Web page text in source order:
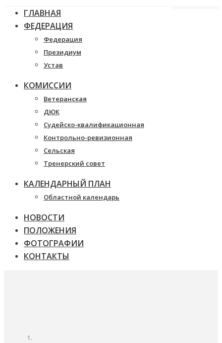
ГЛАВНАЯ
ФЕДЕРАЦИЯ
Федерация
Президиум
Устав
КОМИССИИ
Ветеранская
ДЮК
Судейско-квалификационная
Контрольно-ревизионная
Сельская
Тренерский совет
КАЛЕНДАРНЫЙ ПЛАН
Областной календарь
НОВОСТИ
ПОЛОЖЕНИЯ
ФОТОГРАФИИ
КОНТАКТЫ